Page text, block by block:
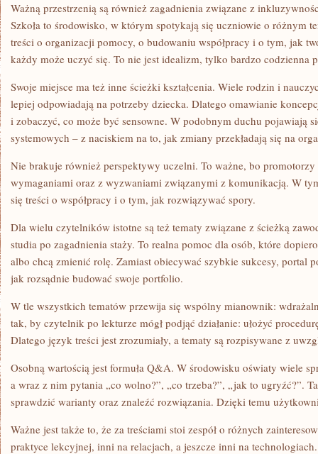
Ważną przestrzenią są również zagadnienia związane z
Szkoła to środowisko, w którym spotykają się uczniowie o różnym
treści o organizacji pomocy, o budowaniu współpracy i o tym, jak
każdy może uczyć się. To nie jest idealizm, tylko bardzo codzienna
Swoje miejsce ma też inne ścieżki kształcenia. Wiele rodzin i
lepiej odpowiadają na potrzeby dziecka. Dlatego omawianie
i zobaczyć, co może być sensowne. W podobnym duchu pojawiają
systemowych – z naciskiem na to, jak zmiany przekładają się na
Nie brakuje również perspektywy uczelni. To ważne, bo promotorzy
wymaganiami oraz z wyzwaniami związanymi z komunikacją. W
się treści o współpracy i o tym, jak rozwiązywać spory.
Dla wielu czytelników istotne są też tematy związane z ścieżką
studia po zagadnienia staży. To realna pomoc dla osób, które
albo chcą zmienić rolę. Zamiast obiecywać szybkie sukcesy, portal
jak rozsądnie budować swoje portfolio.
W tle wszystkich tematów przewija się wspólny mianownik:
tak, by czytelnik po lekturze mógł podjąć działanie: ułożyć
Dlatego język treści jest zrozumiały, a tematy są rozpisywane z
Osobną wartością jest formuła Q&A. W środowisku oświaty wiele
a wraz z nim pytania „co wolno?”, „co trzeba?”, „jak to ugryźć?”.
sprawdzić warianty oraz znaleźć rozwiązania. Dzięki temu
Ważne jest także to, że za treściami stoi zespół o różnych
praktyce lekcyjnej, inni na relacjach, a jeszcze inni na